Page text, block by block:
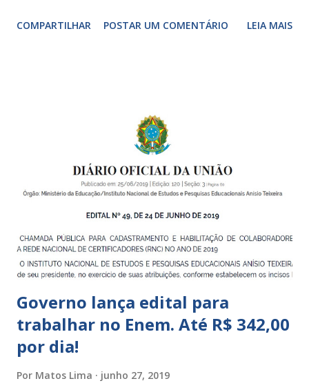
garantir o direito das crianças a uma educação integral e de
crianças de zero a 3 anos e 11 meses; – EMEIs - Escolas
Municipais de Educação Infantil, que atendem crianças de 4
a 5 anos e 11 meses; – CEMEI - Centro Municipal de
Educação Infantil, que recebe crianças de zero a 5 anos e 11
Indígena, e trabalham com cri...
COMPARTILHAR POSTAR UM COMENTÁRIO LEIA MAIS
Governo lança edital para
trabalhar no Enem. Até R$ 342,00
por dia!
Por Matos Lima junho 27, 2019